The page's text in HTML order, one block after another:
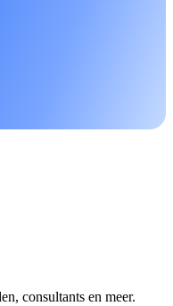
consultants en meer.